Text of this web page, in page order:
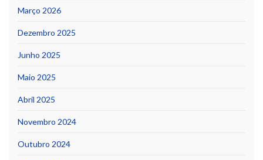
Março 2026
Dezembro 2025
Junho 2025
Maio 2025
Abril 2025
Novembro 2024
Outubro 2024